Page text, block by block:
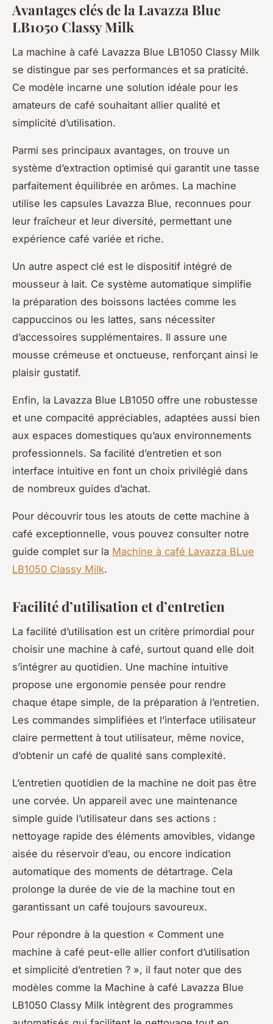
Avantages clés de la Lavazza Blue
LB1050 Classy Milk
La machine à café Lavazza Blue LB1050 Classy Milk
se distingue par ses performances et sa praticité.
Ce modèle incarne une solution idéale pour les
amateurs de café souhaitant allier qualité et
simplicité d’utilisation.
Parmi ses principaux avantages, on trouve un
système d’extraction optimisé qui garantit une tasse
parfaitement équilibrée en arômes. La machine
utilise les capsules Lavazza Blue, reconnues pour
leur fraîcheur et leur diversité, permettant une
expérience café variée et riche.
Un autre aspect clé est le dispositif intégré de
mousseur à lait. Ce système automatique simplifie
la préparation des boissons lactées comme les
cappuccinos ou les lattes, sans nécessiter
d’accessoires supplémentaires. Il assure une
mousse crémeuse et onctueuse, renforçant ainsi le
plaisir gustatif.
Enfin, la Lavazza Blue LB1050 offre une robustesse
et une compacité appréciables, adaptées aussi bien
aux espaces domestiques qu’aux environnements
professionnels. Sa facilité d’entretien et son
interface intuitive en font un choix privilégié dans
de nombreux guides d’achat.
Pour découvrir tous les atouts de cette machine à
café exceptionnelle, vous pouvez consulter notre
guide complet sur la Machine à café Lavazza BLue
LB1050 Classy Milk.
Facilité d’utilisation et d’entretien
La facilité d’utilisation est un critère primordial pour
choisir une machine à café, surtout quand elle doit
s’intégrer au quotidien. Une machine intuitive
propose une ergonomie pensée pour rendre
chaque étape simple, de la préparation à l’entretien.
Les commandes simplifiées et l’interface utilisateur
claire permettent à tout utilisateur, même novice,
d’obtenir un café de qualité sans complexité.
L’entretien quotidien de la machine ne doit pas être
une corvée. Un appareil avec une maintenance
simple guide l’utilisateur dans ses actions :
nettoyage rapide des éléments amovibles, vidange
aisée du réservoir d’eau, ou encore indication
automatique des moments de détartrage. Cela
prolonge la durée de vie de la machine tout en
garantissant un café toujours savoureux.
Pour répondre à la question « Comment une
machine à café peut-elle allier confort d’utilisation
et simplicité d’entretien ? », il faut noter que des
modèles comme la Machine à café Lavazza Blue
LB1050 Classy Milk intègrent des programmes